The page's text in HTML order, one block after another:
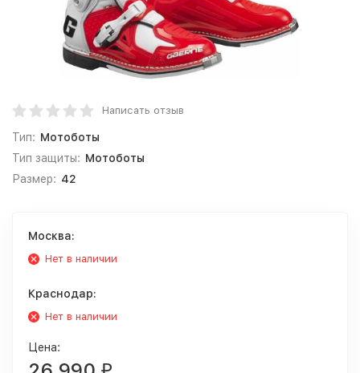
Написать отзыв
Тип: Мотоботы
Тип защиты: Мотоботы
Размер: 42
Москва:
Нет в наличии
Краснодар:
Нет в наличии
Цена:
₽